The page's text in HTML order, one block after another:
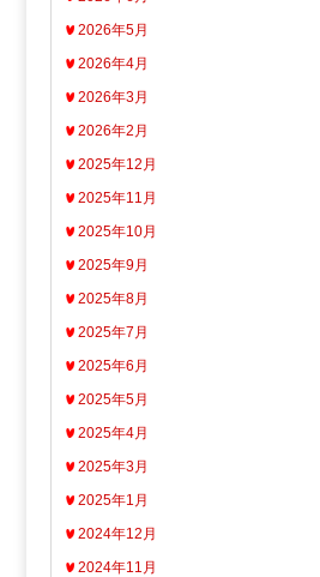
2026年5月
2026年4月
2026年3月
2026年2月
2025年12月
2025年11月
2025年10月
2025年9月
2025年8月
2025年7月
2025年6月
2025年5月
2025年4月
2025年3月
2025年1月
2024年12月
2024年11月